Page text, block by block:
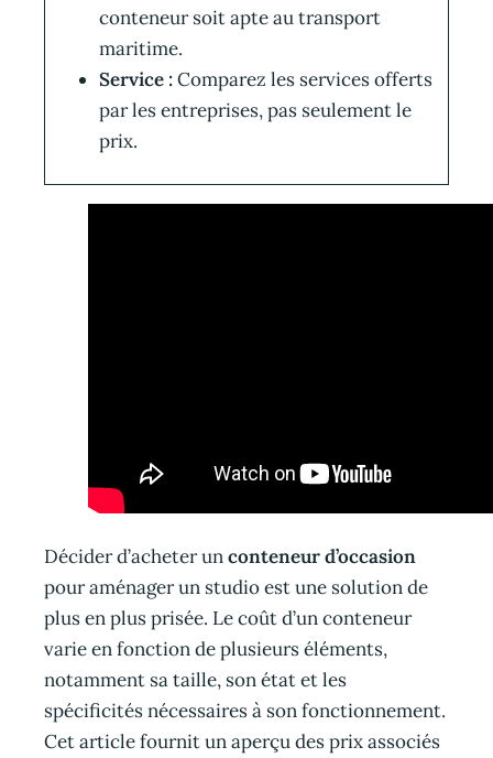
conteneur soit apte au transport
maritime.
Service :Comparez les services offerts
par les entreprises, pas seulement le
prix.
Décider d’acheter unconteneur d’occasion
pour aménager un studio est une solution de
plus en plus prisée. Le coût d’un conteneur
varie en fonction de plusieurs éléments,
notamment sa taille, son état et les
spécificités nécessaires à son fonctionnement.
Cet article fournit un aperçu des prix associés